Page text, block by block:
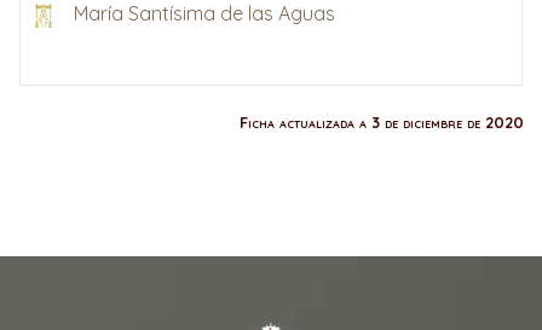
María Santísima de las Aguas
Ficha actualizada a 3 de diciembre de 2020